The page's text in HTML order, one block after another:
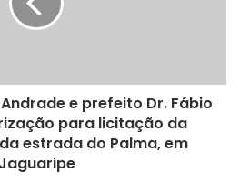
e prefeito Dr. Fábio
para licitação da
estrada do Palma, em
Jaguaripe